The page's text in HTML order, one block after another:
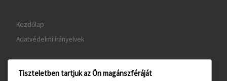
Kezdőlap
Adatvédelmi irányelvek
Tiszteletben tartjuk az Ön magánszféráját